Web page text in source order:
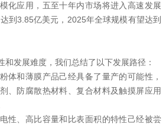
化应用，五至十年内市场将进入高速发展
到3.85亿美元，2025年全球规模有望达到
发展难度，我们总结了以下发展路径：
和薄膜产品己经具备了量产的可能性，
、防腐散热材料、复合材料及触摸屏应用
、高比容量和比表面积的特性己经被尝